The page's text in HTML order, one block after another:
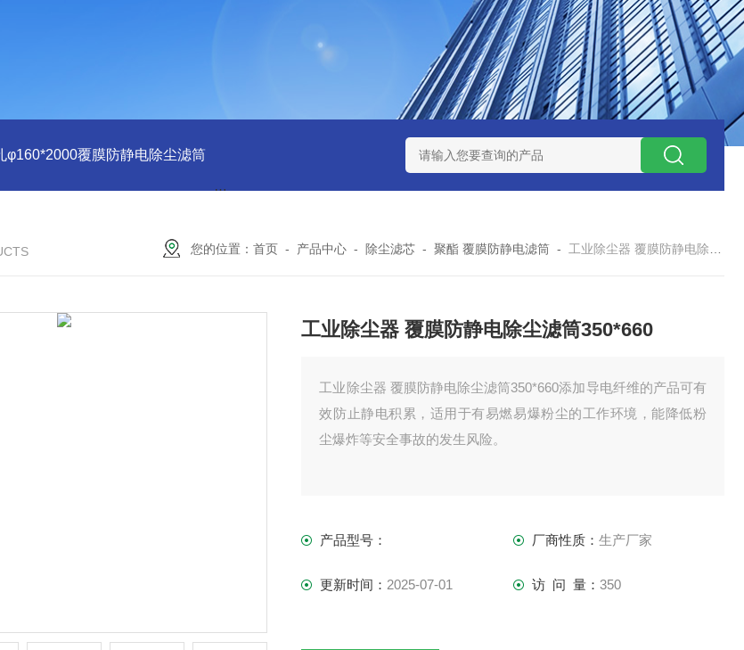
φ160*2000覆膜防静电除尘滤筒 PU注胶 花板孔φ157*500防静电除尘滤芯 电焊车间 六耳快拆除尘滤筒 环保排放达
您的位置：首页 - 产品中心 - 除尘滤芯 -聚酯 覆膜防静电滤筒 - 工业除尘器 覆膜防静电除尘滤筒350*660
工业除尘器 覆膜防静电除尘滤筒350*660
工业除尘器 覆膜防静电除尘滤筒350*660添加导电纤维的产品可有
效防止静电积累，适用于有易燃易爆粉尘的工作环境，能降低粉
尘爆炸等安全事故的发生风险。
产品型号： 厂商性质： 生产厂家
更新时间： 2025-07-01 访 问 量： 350